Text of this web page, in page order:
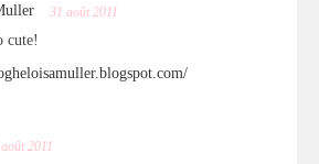
31 août 2011
cute!
2011